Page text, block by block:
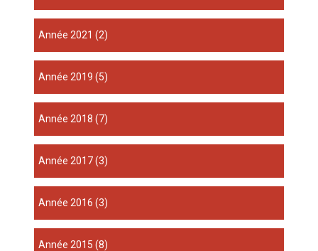
année 2021 (2)
année 2019 (5)
année 2018 (7)
année 2017(3)
année 2016 (3)
année 2015 (8)